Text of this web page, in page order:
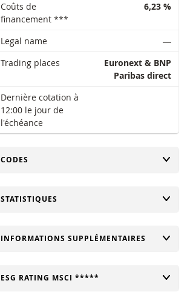
Coûts de
financement ***
6,23 %
Legal name
―
Trading places
Euronext & BNP
Paribas direct
Dernière cotation à
12:00 le jour de
l'échéance
CHANGER
CODES
CHANGER
STATISTIQUES
CHANGER
INFORMATIONS SUPPLÉMENTAIRES
CHANGER
ESG RATING MSCI *****